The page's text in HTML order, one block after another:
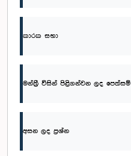
කාරක සභා
මන්ත්‍රී විසින් පිළිගන්වන ලද පෙත්සම්
අසන ලද ප්‍රශ්න